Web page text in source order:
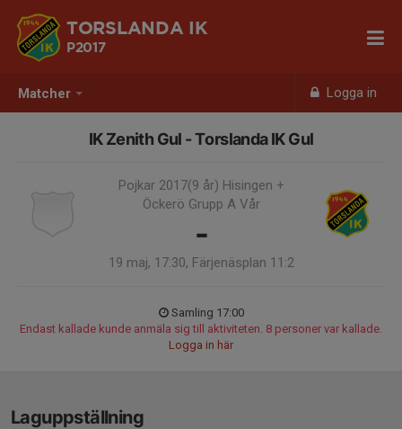
Matcher Logga in
TORSLANDA IK
P2017
IK Zenith Gul - Torslanda IK Gul
Pojkar 2017(9 år) Hisingen +
Öckerö Grupp A Vår
-
19 maj, 17:30, Färjenäsplan 11:2
Samling 17:00
Endast kallade kunde anmäla sig till aktiviteten. 8 personer var kallade.
Logga in här
Laguppställning